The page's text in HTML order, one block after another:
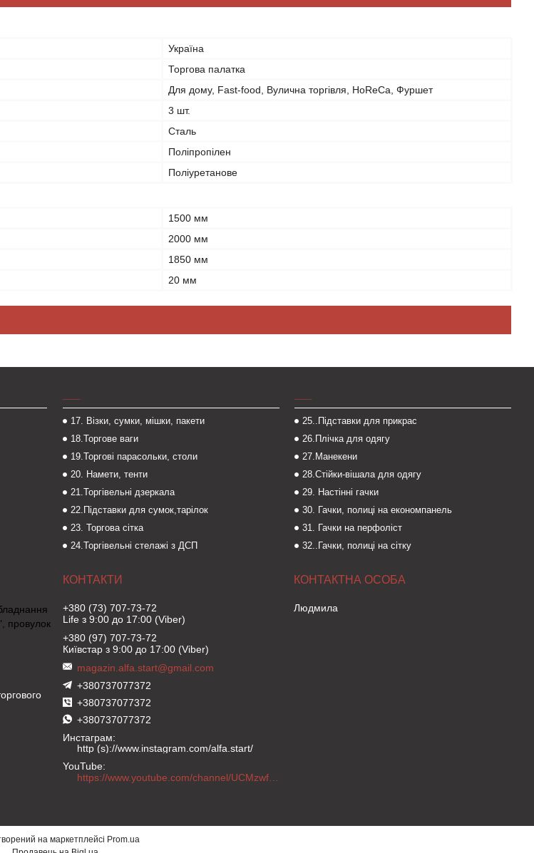
Україна
Торгова палатка
Для дому, Fast-food, Вулична торгівля, HoReCa, Фуршет
3 шт.
Сталь
Поліпропілен
Поліуретанове
1500 мм
2000 мм
1850 мм
20 мм
17. Візки, сумки, мішки, пакети
18.Торгове ваги
19.Торгові парасольки, столи
20. Намети, тенти
21.Торгівельні дзеркала
22.Підставки для сумок,тарілок
23. Торгова сітка
24.Торгівельні стелажі з ДСП
25..Підставки для прикрас
26.Плічка для одягу
27.Манекени
28.Стійки-вішала для одягу
29. Настінні гачки
30. Гачки, полиці на економпанель
31. Гачки на перфоліст
32..Гачки, полиці на сітку
провулок
+380 (73) 707-73-72
Life з 9:00 до 17:00 (Viber)
+380 (97) 707-73-72
Київстар з 9:00 до 17:00 (Viber)
magazin.alfa.start@gmail.com
+380737077372
+380737077372
+380737077372
Инстаграм
http (s)://www.instagram.com/alfa.start/
YouTube
Людмила
на маркетплейсі Prom.ua